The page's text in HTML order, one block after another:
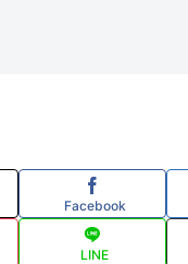
Facebook
LINE